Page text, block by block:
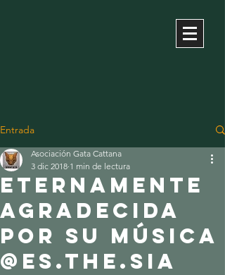
Entrada
eternamente
agradecida
por su música
@es.the.sia
Asociación Gata Cattana
3 dic 2018 1 min de lectura